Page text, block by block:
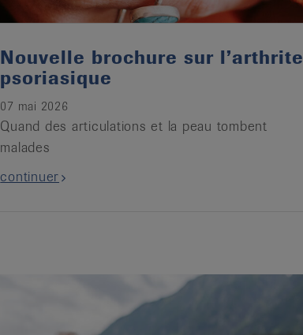
Nouvelle brochure sur l’arthrite
psoriasique
07 mai 2026
Quand des articulations et la peau tombent
malades
continuer